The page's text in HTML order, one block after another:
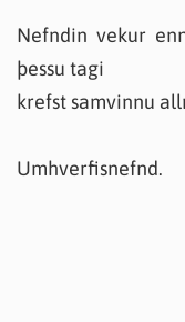
Nefndin vekur
þessu tagi
krefst samvinnu
Umhverfisnefnd.